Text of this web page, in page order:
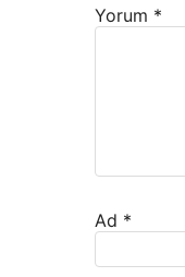
Yorum *
Ad *